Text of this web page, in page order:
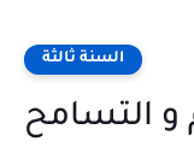
السنة ثالثة
و التسامح